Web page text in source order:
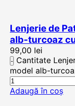
Lenjerie de
alb-turcoaz
99,00 lei
Cantitate
model alb-
Adaugă în coș